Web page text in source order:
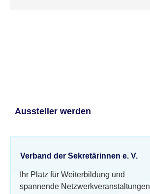
Aussteller werden
Verband der Sekretärinnen e. V.
Ihr Platz für Weiterbildung und
spannende Netzwerkveranstaltungen